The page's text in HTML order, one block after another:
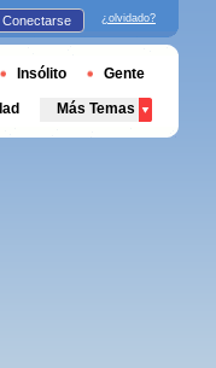
Conectarse ¿olvidado?
Insólito Gente
Más Temas